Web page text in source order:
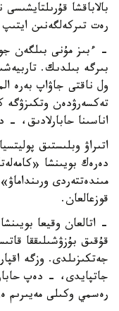
بالاباقشا
رەت تىركەلگەنىن
- ءبىز مۇنى بىلگەن
بىرگە بىلدىك.
ول ناقتى جاۋاپ بەرە
تەكسەرۋدەن وتكىزۋگە
اناسىنا حابارلادىق، -
اتىراۋ وبلىستىق
دەرەك بويىنشا
مىندەتتەردى
قوزعالعان.
- اتالعان وقيعا
قۇقىق بۇزۋشىلىققا
جەتكىزىلدى. وزگە
جاتپايدى، - دەپ
رەسمي وكىلى مەيىرىم